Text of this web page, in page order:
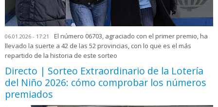
06.01.2026 - 17:21
El número 06703, agraciado con el primer premio, ha
llevado la suerte a 42 de las 52 provincias, con lo que es el más
repartido de la historia de este sorteo
Directo | Sorteo Extraordinario de la Lotería
del Niño 2026: cómo comprobar los números
premiados